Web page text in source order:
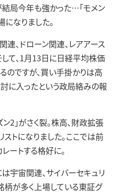
局今年も強かった…「モメン
なりました。
、ドローン関連、レアアース
て、1月13日に日経平均株価
のですが、買い手掛かりは高
に入ったという政局絡みの報
2」がさく裂。株高、財政拡張
トになりました。ここでは前
ートする格好に。
宇宙関連、サイバーセキュリ
柄が多く上場している東証グ